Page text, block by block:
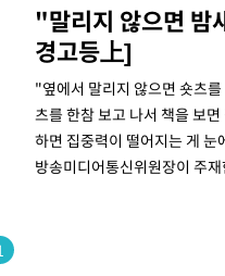
"말리지 않으면
경고등上]
"옆에서 말리지 않으면 숏츠
츠를 한참 보고 나서 책을 보
하면 집중력이 떨어지는 게
방송미디어통신위원장이 주